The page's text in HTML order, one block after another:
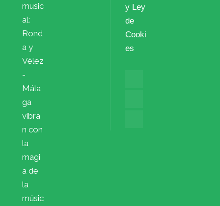
music
al:
Rond
a y
Vélez
-
Mála
ga
vibra
n con
la
magi
a de
la
músic
y Ley
de
Cooki
es